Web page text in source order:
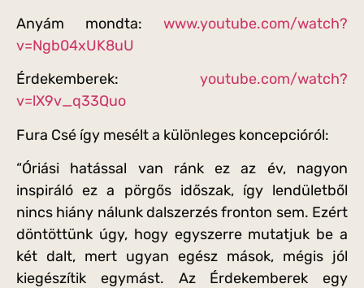
Anyám mondta: www.youtube.com/watch?
v=Ngb04xUK8uU
Érdekemberek: youtube.com/watch?
v=lX9v_q33Quo
Fura Csé így mesélt a különleges koncepcióról:
“Óriási hatással van ránk ez az év, nagyon
inspiráló ez a pörgős időszak, így lendületből
nincs hiány nálunk dalszerzés fronton sem. Ezért
döntöttünk úgy, hogy egyszerre mutatjuk be a
két dalt, mert ugyan egész mások, mégis jól
kiegészítik egymást. Az Érdekemberek egy